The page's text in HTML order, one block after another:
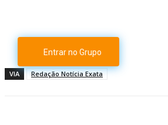
Entrar no Grupo
VIA Redação Notícia Exata